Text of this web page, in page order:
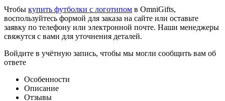
Чтобы купить футболки с логотипом в OmniGifts,
воспользуйтесь формой для заказа на сайте или оставьте
заявку по телефону или электронной почте. Наши менеджеры
свяжутся с вами для уточнения деталей.
Войдите в учётную запись, чтобы мы могли сообщить вам об
ответе
Особенности
Описание
Отзывы